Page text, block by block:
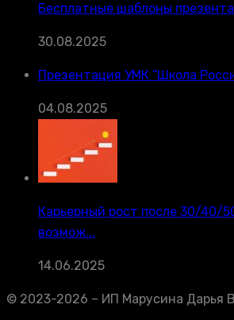
Бесплатные шаблоны
30.08.2025
Презентация УМК “Школа
04.08.2025
Карьерный рост после 30/40/
возмож...
14.06.2025
© 2023-2026 – ИП Марусина Дарья